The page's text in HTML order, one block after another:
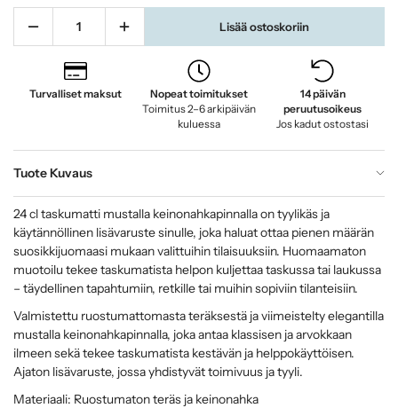
Lisää ostoskoriin
Turvalliset maksut
Nopeat toimitukset
Toimitus 2–6 arkipäivän
kuluessa
14 päivän
peruutusoikeus
Jos kadut ostostasi
Tuote Kuvaus
24 cl taskumatti mustalla keinonahkapinnalla on tyylikäs ja
käytännöllinen lisävaruste sinulle, joka haluat ottaa pienen määrän
suosikkijuomaasi mukaan valittuihin tilaisuuksiin. Huomaamaton
muotoilu tekee taskumatista helpon kuljettaa taskussa tai laukussa
– täydellinen tapahtumiin, retkille tai muihin sopiviin tilanteisiin.
Valmistettu ruostumattomasta teräksestä ja viimeistelty elegantilla
mustalla keinonahkapinnalla, joka antaa klassisen ja arvokkaan
ilmeen sekä tekee taskumatista kestävän ja helppokäyttöisen.
Ajaton lisävaruste, jossa yhdistyvät toimivuus ja tyyli.
Materiaali: Ruostumaton teräs ja keinonahka